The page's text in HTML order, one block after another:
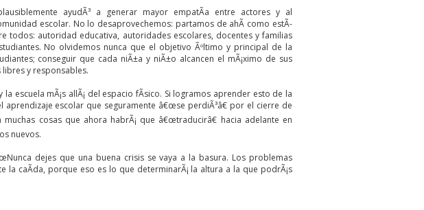
ayudÃ³ a generar mayor empatÃ­a entre actores y al
escolar. No lo desaprovechemos: partamos de ahÃ­ como estÃ­
todos: autoridad educativa, autoridades escolares, docentes y familias
No olvidemos nunca que el objetivo Ãºltimo y principal de la
conseguir que cada niÃ±a y niÃ±o alcancen el mÃ¡ximo de sus
y responsables.
escuela mÃ¡s allÃ¡ del espacio fÃ­sico. Si logramos aprender esto de la
escolar que seguramente â€œse perdiÃ³â€ por el cierre de
cosas que ahora habrÃ¡ que â€œtraducirâ€ hacia adelante en
nuevos.
dejes que una buena crisis se vaya a la basura. Los problemas
caÃ­da, porque eso es lo que determinarÃ¡ la altura a la que podrÃ¡s